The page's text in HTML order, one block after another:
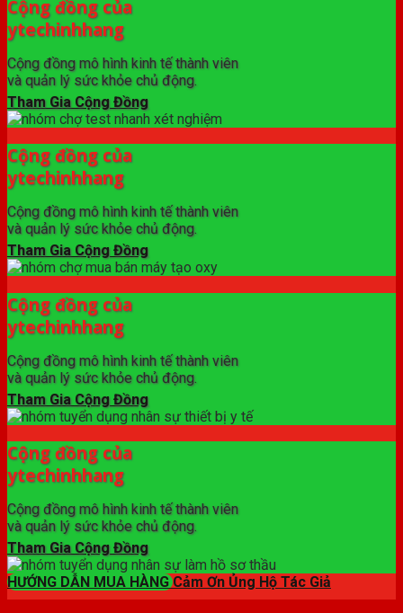
Cộng đồng của
ytechinhhang
Cộng đồng mô hình kinh tế thành viên
và quản lý sức khỏe chủ động.
Tham Gia Cộng Đồng
Cộng đồng của
ytechinhhang
Cộng đồng mô hình kinh tế thành viên
và quản lý sức khỏe chủ động.
Tham Gia Cộng Đồng
Cộng đồng của
ytechinhhang
Cộng đồng mô hình kinh tế thành viên
và quản lý sức khỏe chủ động.
Tham Gia Cộng Đồng
Cộng đồng của
ytechinhhang
Cộng đồng mô hình kinh tế thành viên
và quản lý sức khỏe chủ động.
Tham Gia Cộng Đồng
HƯỚNG DẪN MUA HÀNG Cảm Ơn Ủng Hộ Tác Giả